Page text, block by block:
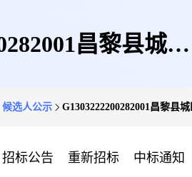
昌黎县城区
候选人公示 G1303222200282001昌黎县
招标公告 重新招标 中标通知